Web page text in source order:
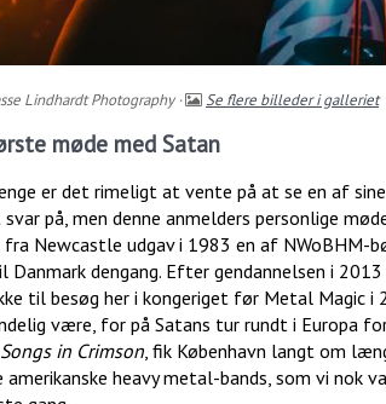
Lindhardt Photography · Se flere billeder i galleriet
møde med Satan
er det rimeligt at vente på at se en af
på, men denne anmelders personlige
Newcastle udgav i 1983 en af NWoBHM-
Danmark dengang. Efter gendannelsen i
til besøg her i kongeriget før Metal Magic
være, for på Satans tur rundt i Europa
Songs in Crimson , fik København langt om
amerikanske heavy metal-bands, som vi nok